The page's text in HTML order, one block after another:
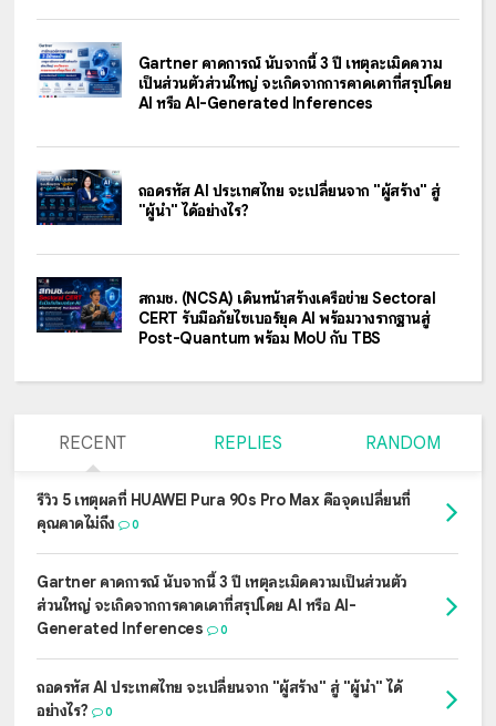
Gartner คาดการณ์ นับจากนี้ 3 ปี เหตุละเมิดความ
เป็นส่วนตัวส่วนใหญ่ จะเกิดจากการคาดเดาที่สรุปโดย
AI หรือ AI-Generated Inferences
ถอดรหัส AI ประเทศไทย จะเปลี่ยนจาก "ผู้สร้าง" สู่
"ผู้นำ" ได้อย่างไร?
สกมช. (NCSA) เดินหน้าสร้างเครือข่าย Sectoral
CERT รับมือภัยไซเบอร์ยุค AI พร้อมวางรากฐานสู่
Post-Quantum พร้อม MoU กับ TBS
RECENT REPLIES RANDOM
รีวิว 5 เหตุผลที่ HUAWEI Pura 90s Pro Max คือจุดเปลี่ยนที่
คุณคาดไม่ถึง
0
Gartner คาดการณ์ นับจากนี้ 3 ปี เหตุละเมิดความเป็นส่วนตัว
ส่วนใหญ่ จะเกิดจากการคาดเดาที่สรุปโดย AI หรือ AI-
Generated Inferences
0
ถอดรหัส AI ประเทศไทย จะเปลี่ยนจาก "ผู้สร้าง" สู่ "ผู้นำ" ได้
อย่างไร?
0